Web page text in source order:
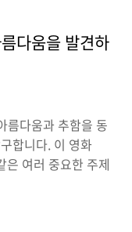
다움을 발견하
름다움과 추함을 동
합니다. 이 영화
은 여러 중요한 주제